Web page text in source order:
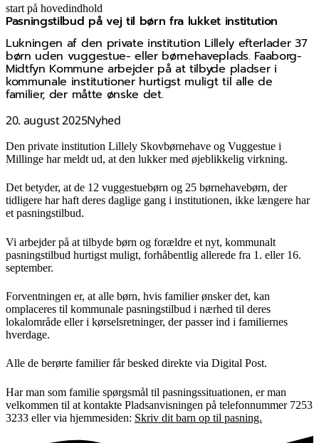
start på hovedindhold
Pasningstilbud på vej til børn fra lukket institution
Lukningen af den private institution Lillely efterlader 37
børn uden vuggestue- eller børnehaveplads. Faaborg-
Midtfyn Kommune arbejder på at tilbyde pladser i
kommunale institutioner hurtigst muligt til alle de
familier, der måtte ønske det.
20. august 2025Nyhed
senest opdateret 3. november 2025
Den private institution Lillely Skovbørnehave og Vuggestue i
Millinge har meldt ud, at den lukker med øjeblikkelig virkning.
Det betyder, at de 12 vuggestuebørn og 25 børnehavebørn, der
tidligere har haft deres daglige gang i institutionen, ikke længere har
et pasningstilbud.
Vi arbejder på at tilbyde børn og forældre et nyt, kommunalt
pasningstilbud hurtigst muligt, forhåbentlig allerede fra 1. eller 16.
september.
Forventningen er, at alle børn, hvis familier ønsker det, kan
omplaceres til kommunale pasningstilbud i nærhed til deres
lokalområde eller i kørselsretninger, der passer ind i familiernes
hverdage.
Alle de berørte familier får besked direkte via Digital Post.
Har man som familie spørgsmål til pasningssituationen, er man
velkommen til at kontakte Pladsanvisningen på telefonnummer 7253
3233 eller via hjemmesiden: Skriv dit barn op til pasning.